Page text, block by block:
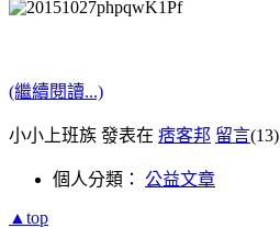
(繼續閱讀...)
小小上班族 發表在 痞客邦 留言(13)
個人分類： 公益文章
▲top